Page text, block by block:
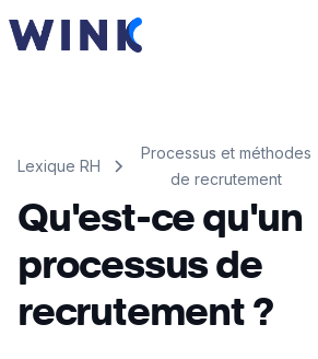
Lexique RH
Processus et méthodes
de recrutement
Qu'est-ce qu'un
processus de
recrutement ?